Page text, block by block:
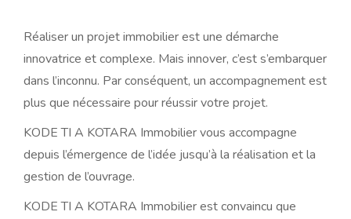
Réaliser un projet immobilier est une démarche
innovatrice et complexe. Mais innover, c’est s’embarquer
dans l’inconnu. Par conséquent, un accompagnement est
plus que nécessaire pour réussir votre projet.
KODE TI A KOTARA Immobilier vous accompagne
depuis l’émergence de l’idée jusqu’à la réalisation et la
gestion de l’ouvrage.
KODE TI A KOTARA Immobilier est convaincu que